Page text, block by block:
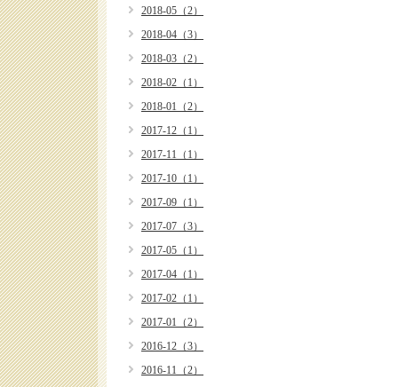
2018-05（2）
2018-04（3）
2018-03（2）
2018-02（1）
2018-01（2）
2017-12（1）
2017-11（1）
2017-10（1）
2017-09（1）
2017-07（3）
2017-05（1）
2017-04（1）
2017-02（1）
2017-01（2）
2016-12（3）
2016-11（2）